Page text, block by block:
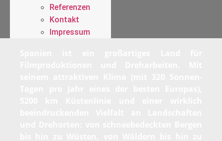
Referenzen
Kontakt
Impressum